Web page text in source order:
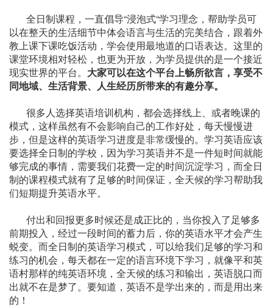
全日制课程，一直倡导“浸泡式“学习理念，帮助学员可
以在整天的生活细节中体会语言与生活的完美结合，跟着外
教上课下课吃饭活动，学会使用最地道的口语表达。这里的
课堂环境相对轻松，也更为开放，为学员提供的是一个接近
现实世界的平台。 大家可以在这个平台上畅所欲言，享受不
同地域、生活背景、人生经历所带来的有趣分享。
很多人选择英语培训机构，都会选择线上、或者晚课的
模式，这样虽然有不会影响自己的工作好处，每天慢慢进
步，但是这样的英语学习进度是非常缓慢的。学习英语应该
要选择全日制的学校，因为学习英语并不是一件短时间就能
够完成的事情，需要我们花费一定的时间沉淀学习，而全日
制的课程模式就有了足够的时间保证，全天候的学习帮助我
们短期提升英语水平。
付出和回报更多时候还是成正比的，当你投入了足够多
前期投入，经过一段时间的蓄力后，你的英语水平才会产生
蜕变。而全日制的英语学习模式，可以给我们足够的学习和
练习的机会，每天都在一定的语言环境下学习，就像平和英
语村那样的纯英语环境，全天候的练习和输出，英语脱口而
出就不在是梦了。要知道，英语不是学出来的，而是用出来
的！